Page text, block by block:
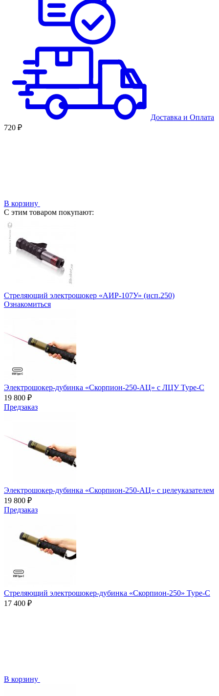
Доставка и Оплата
720 ₽
В корзину
С этим товаром покупают:
Стреляющий электрошокер «АИР-107У» (исп.250)
Ознакомиться
Электрошокер-дубинка «Скорпион-250-АЦ» с ЛЦУ Type-C
19 800 ₽
Предзаказ
Электрошокер-дубинка «Скорпион-250-АЦ» с целеуказателем
19 800 ₽
Предзаказ
Стреляющий электрошокер-дубинка «Скорпион-250» Type-C
17 400 ₽
В корзину